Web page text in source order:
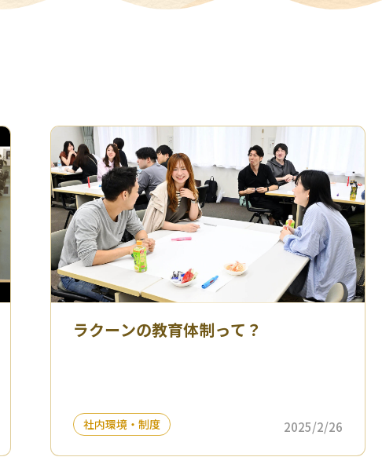
ラクーンの教育体制って？
社内環境・制度 2025/2/26